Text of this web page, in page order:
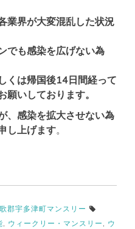
業界が大変混乱した状況
でも感染を広げない為
くは帰国後14日間経って
いしております。
、感染を拡大させない為
し上げます。
郡宇多津町マンスリー
, ウィークリー・マンスリー , ウ